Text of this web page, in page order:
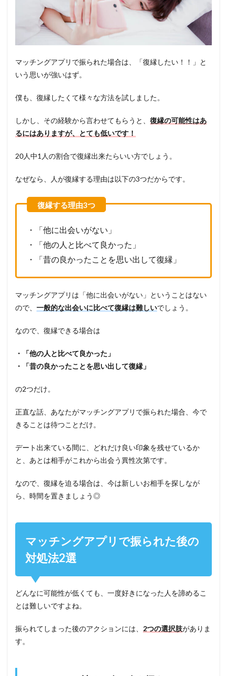
マッチングアプリで振られた場合は、「復縁したい！！」と
いう思いが強いはず。
僕も、復縁したくて様々な方法を試しました。
しかし、その経験から言わせてもらうと、 復縁の可能性はあ
るにはありますが、とても低いです！
20人中1人の割合で復縁出来たらいい方でしょう。
なぜなら、人が復縁する理由は以下の3つだからです。
・「他に出会いがない」
・「他の人と比べて良かった」
・「昔の良かったことを思い出して復縁」
マッチングアプリは「他に出会いがない」ということはない
ので、 一般的な出会いに比べて復縁は難しいでしょう。
なので、復縁できる場合は
・「他の人と比べて良かった」
・「昔の良かったことを思い出して復縁」
の2つだけ。
正直な話、あなたがマッチングアプリで振られた場合、今で
きることは待つことだけ。
デート出来ている間に、どれだけ良い印象を残せているか
と、あとは相手がこれから出会う異性次第です。
なので、復縁を迫る場合は、今は新しいお相手を探しなが
ら、時間を置きましょう◎
マッチングアプリで振られた後の
対処法2選
どんなに可能性が低くても、一度好きになった人を諦めるこ
とは難しいですよね。
振られてしまった後のアクションには、 2つの選択肢がありま
す。